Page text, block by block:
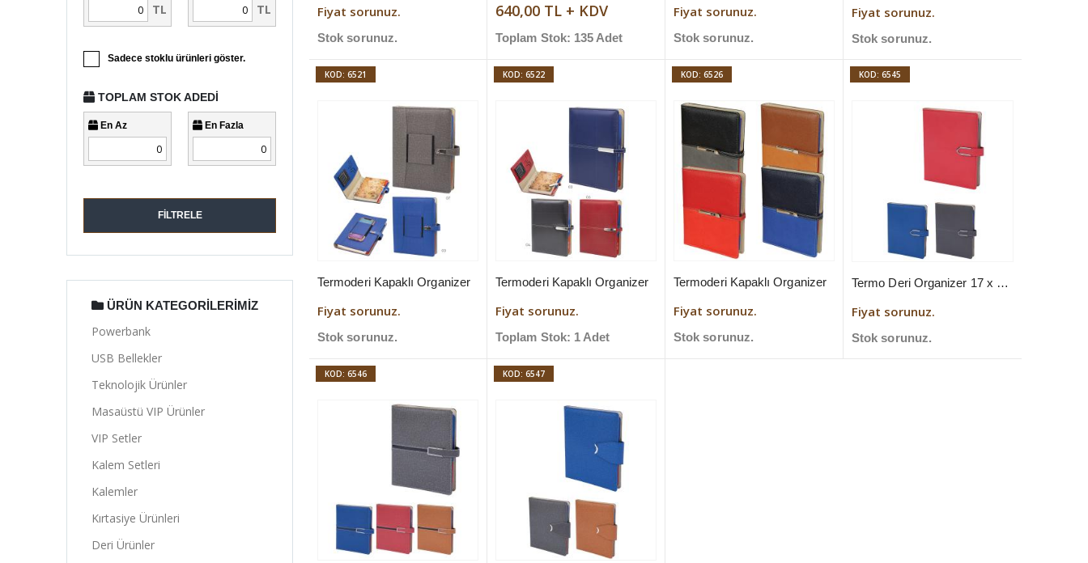
TL TL
Sadece stoklu ürünleri göster.
TOPLAM STOK ADEDI
En Az En Fazla
FILTRELE
ÜRÜN KATEGORILERIMIZ
Powerbank
USB Bellekler
Teknolojik Ürünler
Masaüstü VIP Ürünler
VIP Setler
Kalem Setleri
Kalemler
Kırtasiye Ürünleri
Deri Ürünler
Fiyat sorunuz.
Stok sorunuz.
640,00 TL + KDV
Toplam Stok: 135 Adet
Fiyat sorunuz.
Stok sorunuz.
Fiyat sorunuz.
Stok sorunuz.
KOD: 6521
Termoderi Kapaklı Organizer
Fiyat sorunuz.
Stok sorunuz.
KOD: 6522
Termoderi Kapaklı Organizer
Fiyat sorunuz.
Toplam Stok: 1 Adet
KOD: 6526
Termoderi Kapaklı Organizer
Fiyat sorunuz.
Stok sorunuz.
KOD: 6545
Termo Deri Organizer 17 x 23 cm
Fiyat sorunuz.
Stok sorunuz.
KOD: 6546 KOD: 6547